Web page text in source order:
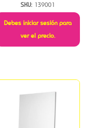
SKU: 139001
Debes iniciar sesión para
ver el precio.